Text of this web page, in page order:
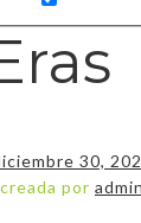
30,
creada por admin